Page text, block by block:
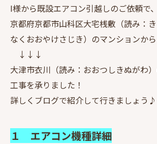
I様から既設エアコン引越しのご依頼で、
京都府京都市山科区大宅桟敷（読み：
なくおおやけさじき）のマンションから
↓↓↓
大津市衣川（読み：おおつしきぬがわ
工事を承りました！
詳しくブログで紹介して行きましょう♪
１ エアコン機種詳細